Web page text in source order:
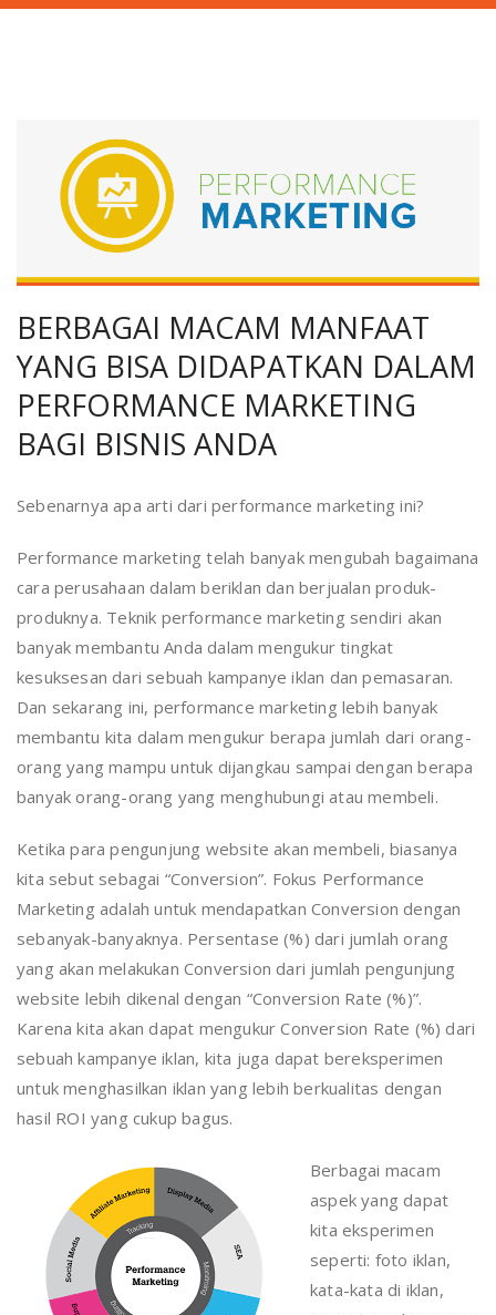
BERBAGAI MACAM MANFAAT
YANG BISA DIDAPATKAN DALAM
PERFORMANCE MARKETING
BAGI BISNIS ANDA
Sebenarnya apa arti dari performance marketing ini?
Performance marketing telah banyak mengubah bagaimana
cara perusahaan dalam beriklan dan berjualan produk-
produknya. Teknik performance marketing sendiri akan
banyak membantu Anda dalam mengukur tingkat
kesuksesan dari sebuah kampanye iklan dan pemasaran.
Dan sekarang ini, performance marketing lebih banyak
membantu kita dalam mengukur berapa jumlah dari orang-
orang yang mampu untuk dijangkau sampai dengan berapa
banyak orang-orang yang menghubungi atau membeli.
Ketika para pengunjung website akan membeli, biasanya
kita sebut sebagai “Conversion”. Fokus Performance
Marketing adalah untuk mendapatkan Conversion dengan
sebanyak-banyaknya. Persentase (%) dari jumlah orang
yang akan melakukan Conversion dari jumlah pengunjung
website lebih dikenal dengan “Conversion Rate (%)”.
Karena kita akan dapat mengukur Conversion Rate (%) dari
sebuah kampanye iklan, kita juga dapat bereksperimen
untuk menghasilkan iklan yang lebih berkualitas dengan
hasil ROI yang cukup bagus.
Berbagai macam
aspek yang dapat
kita eksperimen
seperti: foto iklan,
kata-kata di iklan,